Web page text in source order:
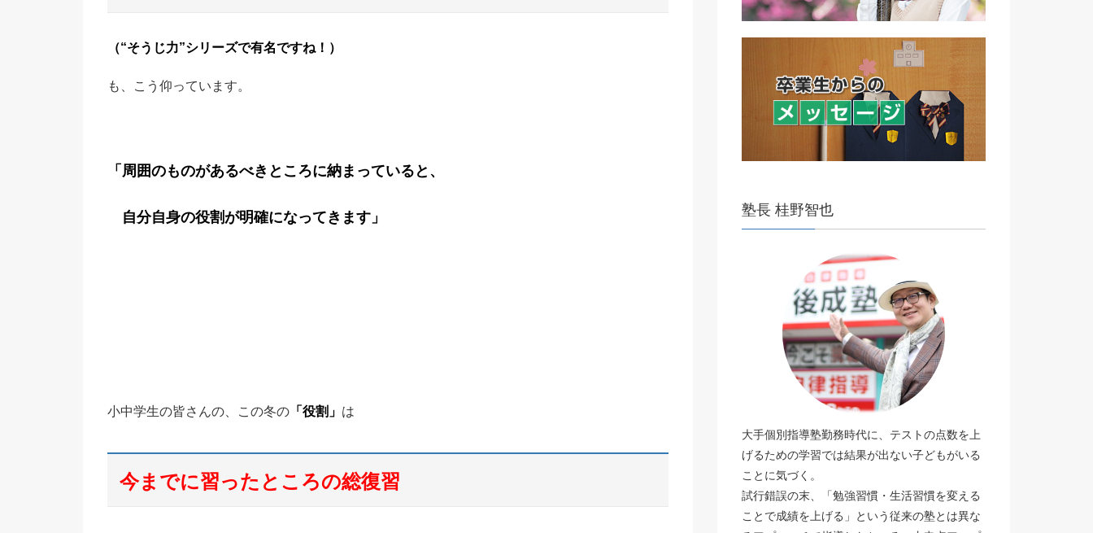
（“そうじ力”シリーズで有名ですね！）
も、こう仰っています。
「周囲のものがあるべきところに納まっていると、
自分自身の役割が明確になってきます」
小中学生の皆さんの、この冬の 「役割」 は
今までに習ったところの総復習
塾長 桂野智也
大手個別指導塾勤務時代に、テストの点数を上
げるための学習では結果が出ない子どもがいる
ことに気づく。
試行錯誤の末、「勉強習慣・生活習慣を変える
ことで成績を上げる」という従来の塾とは異な